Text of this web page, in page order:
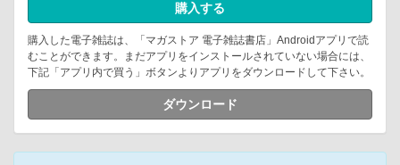
購入する
購入した電子雑誌は、「マガストア 電子雑誌書店」Androidアプリで読
むことができます。まだアプリをインストールされていない場合には、
下記「アプリ内で買う」ボタンよりアプリをダウンロードして下さい。
ダウンロード